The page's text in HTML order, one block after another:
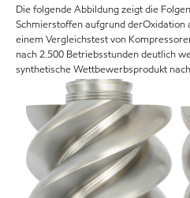
Die folgende Abbildung zeigt die
Schmierstoffen aufgrund
einem Vergleichstest von
nach 2.500 Betriebsstunden deutlich
synthetische Wettbewerbsprodukt